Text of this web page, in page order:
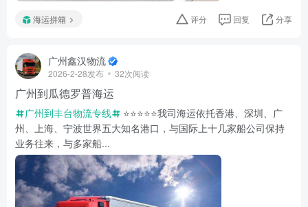
海运拼箱 评分 回复 分享
广州鑫汉物流
2026-2-28发布 32次阅读
广州到瓜德罗普海运
广州到丰台物流专线
⭐️⭐️⭐️⭐️⭐️我司海运依托香港、深圳、广
州、上海、宁波世界五大知名港口，与国际上十几家船公司保持
业务往来，与多家船...